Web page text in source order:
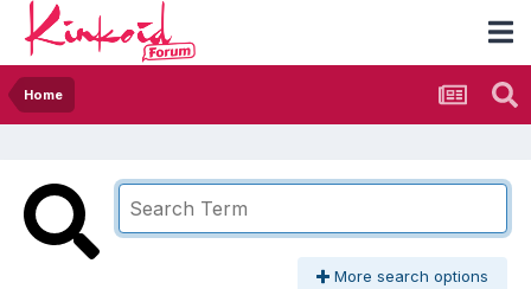
Home
More search options